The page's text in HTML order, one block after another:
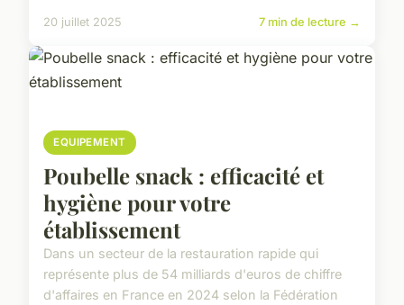
20 juillet 2025 7 min de lecture →
EQUIPEMENT
Poubelle snack : efficacité et
hygiène pour votre
établissement
Dans un secteur de la restauration rapide qui
représente plus de 54 milliards d'euros de chiffre
d'affaires en France en 2024 selon la Fédération